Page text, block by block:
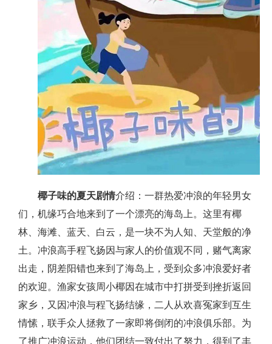
椰子味的夏天剧情介绍：一群热爱冲浪的年轻男女
们，机缘巧合地来到了一个漂亮的海岛上。这里有椰
林、海滩、蓝天、白云，是一块不为人知、天堂般的净
土。冲浪高手程飞扬因与家人的价值观不同，赌气离家
出走，阴差阳错也来到了海岛上，受到众多冲浪爱好者
的欢迎。渔家女孩周小椰因在城市中打拼受到挫折返回
家乡，又因冲浪与程飞扬结缘，二人从欢喜冤家到互生
情愫，联手众人拯救了一家即将倒闭的冲浪俱乐部。为
了推广冲浪运动，他们团结一致付出了努力，得到了丰